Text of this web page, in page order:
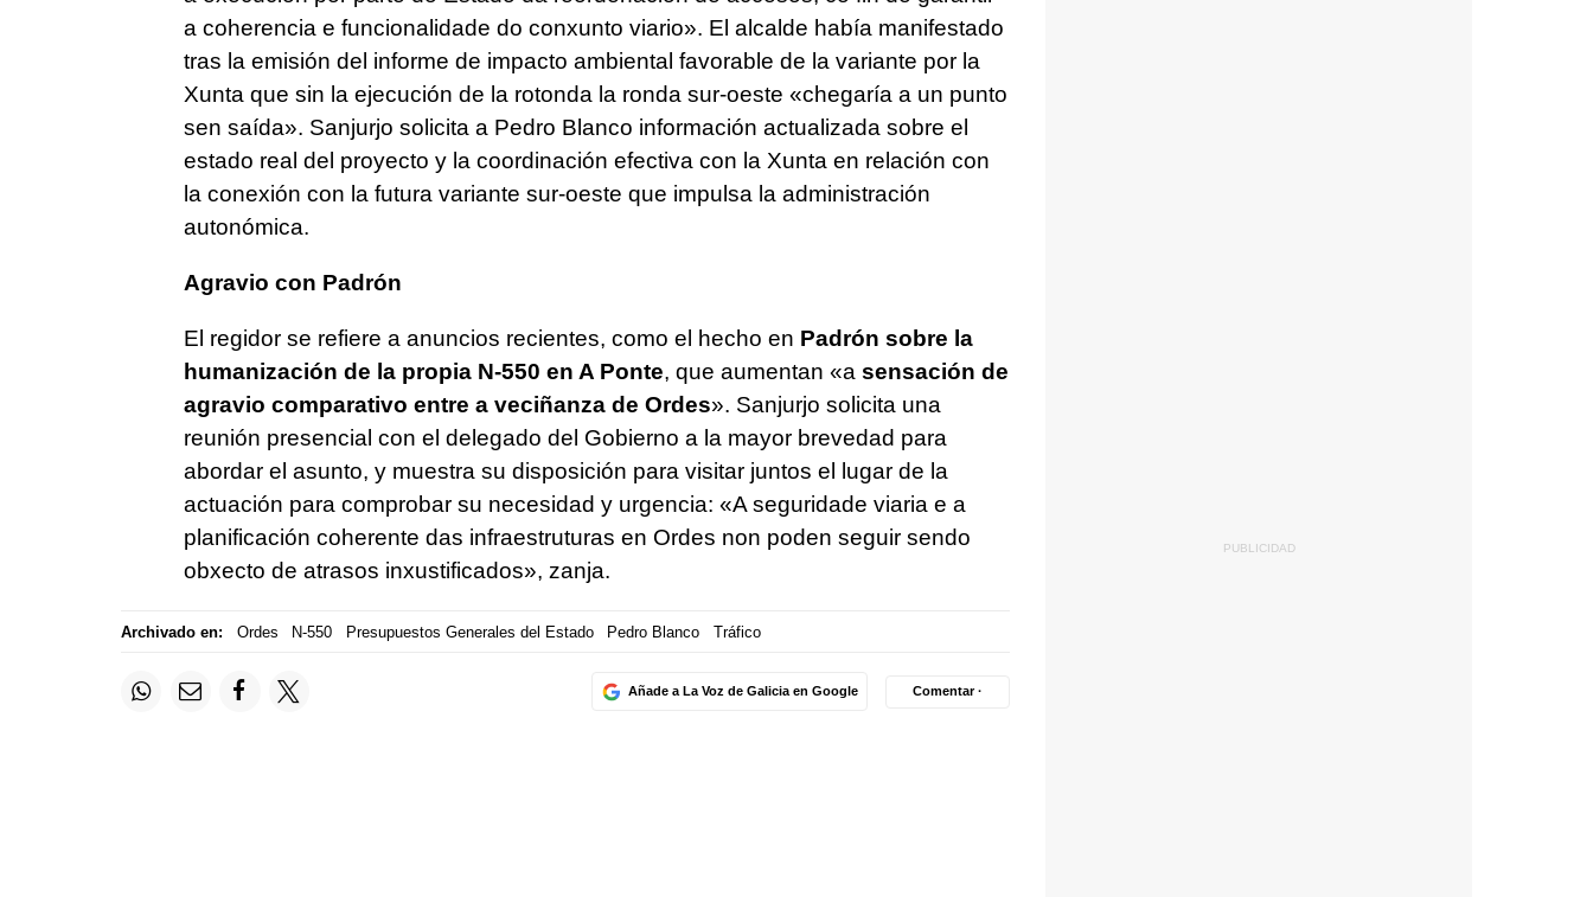
a coherencia e funcionalidade do conxunto viario». El alcalde había manifestado
tras la emisión del informe de impacto ambiental favorable de la variante por la
Xunta que sin la ejecución de la rotonda la ronda sur-oeste «chegaría a un punto
sen saída». Sanjurjo solicita a Pedro Blanco información actualizada sobre el
estado real del proyecto y la coordinación efectiva con la Xunta en relación con
la conexión con la futura variante sur-oeste que impulsa la administración
autonómica.
Agravio con Padrón
El regidor se refiere a anuncios recientes, como el hecho en Padrón sobre la
humanización de la propia N-550 en A Ponte, que aumentan «a sensación de
agravio comparativo entre a veciñanza de Ordes». Sanjurjo solicita una
reunión presencial con el delegado del Gobierno a la mayor brevedad para
abordar el asunto, y muestra su disposición para visitar juntos el lugar de la
actuación para comprobar su necesidad y urgencia: «A seguridade viaria e a
planificación coherente das infraestruturas en Ordes non poden seguir sendo
obxecto de atrasos inxustificados», zanja.
Archivado en: Ordes N-550 Presupuestos Generales del Estado Pedro Blanco Tráfico
Añade a La Voz de Galicia en Google Comentar ·